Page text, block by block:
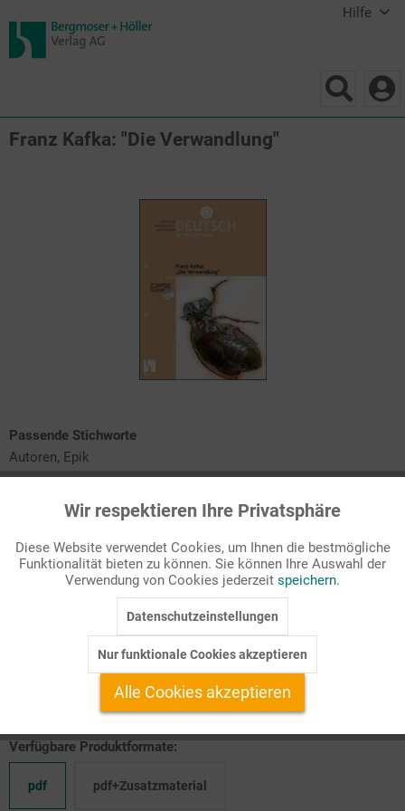
Hilfe
Franz Kafka: "Die Verwandlung"
Passende Stichworte
Autoren, Epik
Heranführung an Kafkas "Die Verwandlung"
Einblick in literarisches Handwerk
Erzählanfänge und -perspektiven, Figurengestaltung und
Handlung
analysierendes und produktorientiertes Schreiben
Franz Kafkas Werke gehören unbestritten zum
das die deutschsprachige Literatur "zu bieten" hat.
Texten ist das Spektrum möglicher Deutungen sicher noch weit
Verfügbare Produktformate:
pdf pdf+Zusatzmaterial
Funktionale Aktiv
Marketing Inaktiv
Inaktiv
Wir respektieren Ihre Privatsphäre
Diese Website verwendet Cookies, um Ihnen die bestmögliche
Funktionalität bieten zu können. Sie können Ihre Auswahl der
Verwendung von Cookies jederzeit speichern.
Datenschutzeinstellungen
Nur funktionale Cookies akzeptieren
Alle Cookies akzeptieren